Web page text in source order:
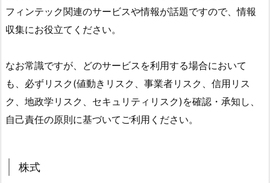
フィンテック関連のサービスや情報が話題ですので、情報
収集にお役立てください。
なお常識ですが、どのサービスを利用する場合において
も、必ずリスク(値動きリスク、事業者リスク、信用リス
ク、地政学リスク、セキュリティリスク)を確認・承知し、
自己責任の原則に基づいてご利用ください。
株式